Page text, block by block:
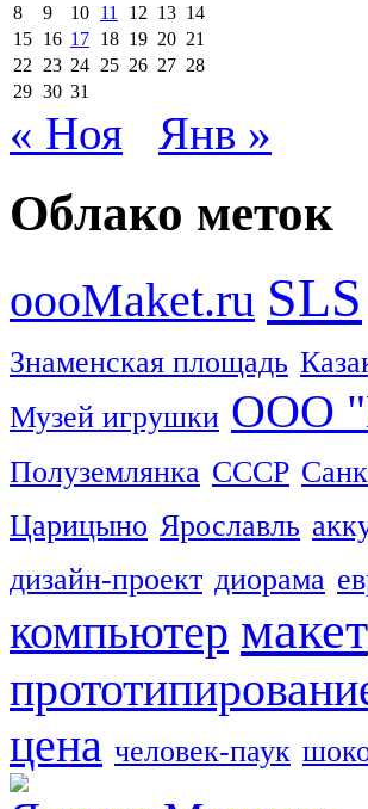
8
9 10 11 12 13 14
15 16 17 18 19 20 21
22
23 24 25 26 27 28
29 30 31
« Ноя Янв »
Облако меток
oooMaket.ru SLS
Знаменская площадь
Музей игрушки ООО
Полуземлянка СССР
Царицыно Ярославль
дизайн-проект диорама
компьютер макет
цена человек-паук